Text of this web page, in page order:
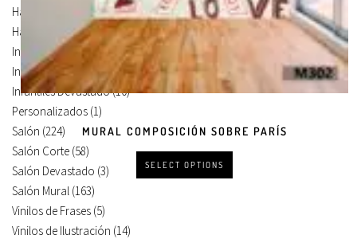
MURAL COMPOSICIÓN SOBRE PARÍS
SELECT OPTIONS
Habitación Corte (3)
Habitación Devastado (1)
Infantiles(75)
Infantiles Corte(65)
Infantiles Devastado(10)
Personalizados (1)
Salón (224)
Salón Corte (58)
Salón Devastado (3)
Salón Mural (163)
Vinilos de Frases (5)
Vinilos de Ilustración (14)